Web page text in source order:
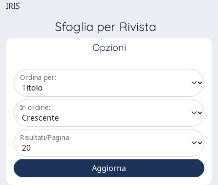
IRIS
Sfoglia per Rivista
Opzioni
Ordina per:
In ordine:
Risultati/Pagina